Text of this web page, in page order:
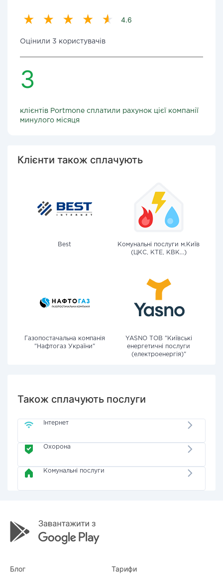
4.6
Оцінили 3 користувачів
3
клієнтів Portmone сплатили рахунок цієї компанії
минулого місяця
Клієнти також сплачують
Best
Комунальні послуги м.Київ
(ЦКС, КТЕ, КВК...)
Газопостачальна компанія
"Нафтогаз України"
YASNO ТОВ "Київські
енергетичні послуги
(електроенергія)"
Також сплачують послуги
Інтернет
Охорона
Комунальні послуги
Блог Тарифи